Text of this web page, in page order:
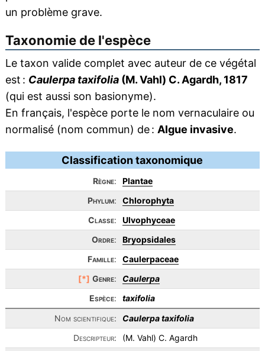
un problème grave.
Taxonomie de l'espèce
Le taxon valide complet avec auteur de ce végétal
est : Caulerpa taxifolia(M. Vahl) C. Agardh, 1817
(qui est aussi son basionyme).
En français, l'espèce porte le nom vernaculaire ou
normalisé (nom commun) de : Algue invasive.
Classification taxonomique
Règne:
Plantae
Phylum:
Chlorophyta
Classe:
Ulvophyceae
Ordre:
Bryopsidales
Famille:
Caulerpaceae
[*] Genre:
Caulerpa
Espèce:
taxifolia
Nom scientifique:
Caulerpa taxifolia
Descripteur:
(M. Vahl) C. Agardh